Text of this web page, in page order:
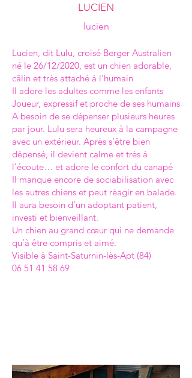
LUCIEN
lucien
Lucien, dit Lulu, croisé Berger Australien
né le 26/12/2020, est un chien adorable,
câlin et très attaché à l’humain
Il adore les adultes comme les enfants
Joueur, expressif et proche de ses humains
A besoin de se dépenser plusieurs heures
par jour. Lulu sera heureux à la campagne
avec un extérieur. Après s’être bien
dépensé, il devient calme et très à
l’écoute… et adore le confort du canapé
Il manque encore de sociabilisation avec
les autres chiens et peut réagir en balade.
Il aura besoin d’un adoptant patient,
investi et bienveillant.
Un chien au grand cœur qui ne demande
qu’à être compris et aimé.
Visible à Saint-Saturnin-lès-Apt (84)
06 51 41 58 69